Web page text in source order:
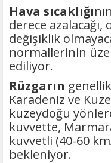
Hava sıcaklığı
derece
değişiklik
normallerinin
ediliyor.
Rüzgarın
Karadeniz ve
kuzeydoğu
kuvvette,
kuvvetli (40-60
bekleniyor.